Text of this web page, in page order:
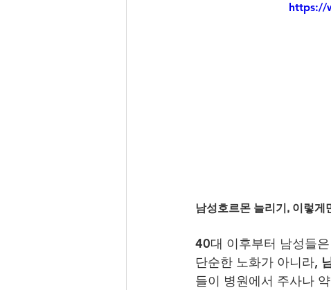
https://
남성호르몬 늘리기, 이렇게
40대 이후부터 남성들
단순한 노화가 아니라,
들이 병원에서 주사나